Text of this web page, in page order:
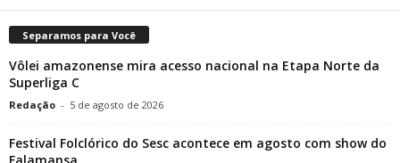
Separamos para Você
Vôlei amazonense mira acesso nacional na Etapa Norte da
Superliga C
Redação - 5 de agosto de 2026
Festival Folclórico do Sesc acontece em agosto com show do
Falamansa